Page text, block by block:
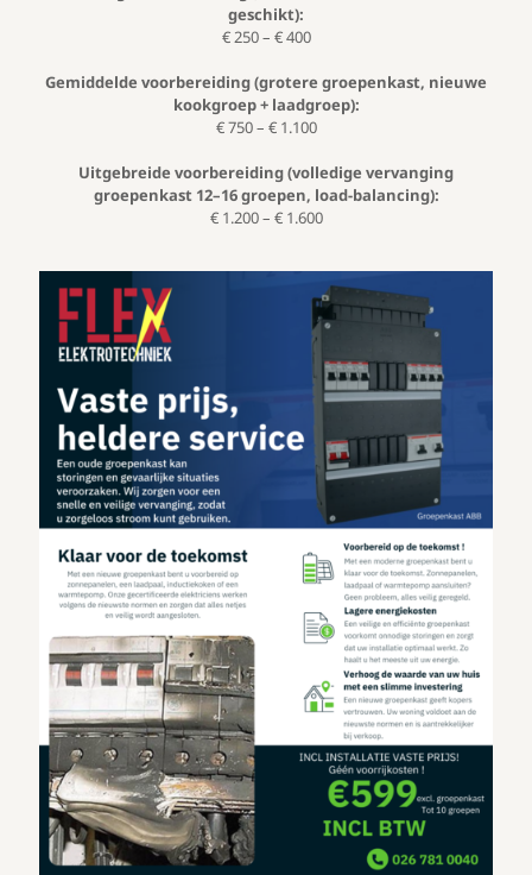
geschikt):
€ 250 – € 400
Gemiddelde voorbereiding (grotere groepenkast, nieuwe
kookgroep + laadgroep):
€ 750 – € 1.100
Uitgebreide voorbereiding (volledige vervanging
groepenkast 12–16 groepen, load-balancing):
€ 1.200 – € 1.600